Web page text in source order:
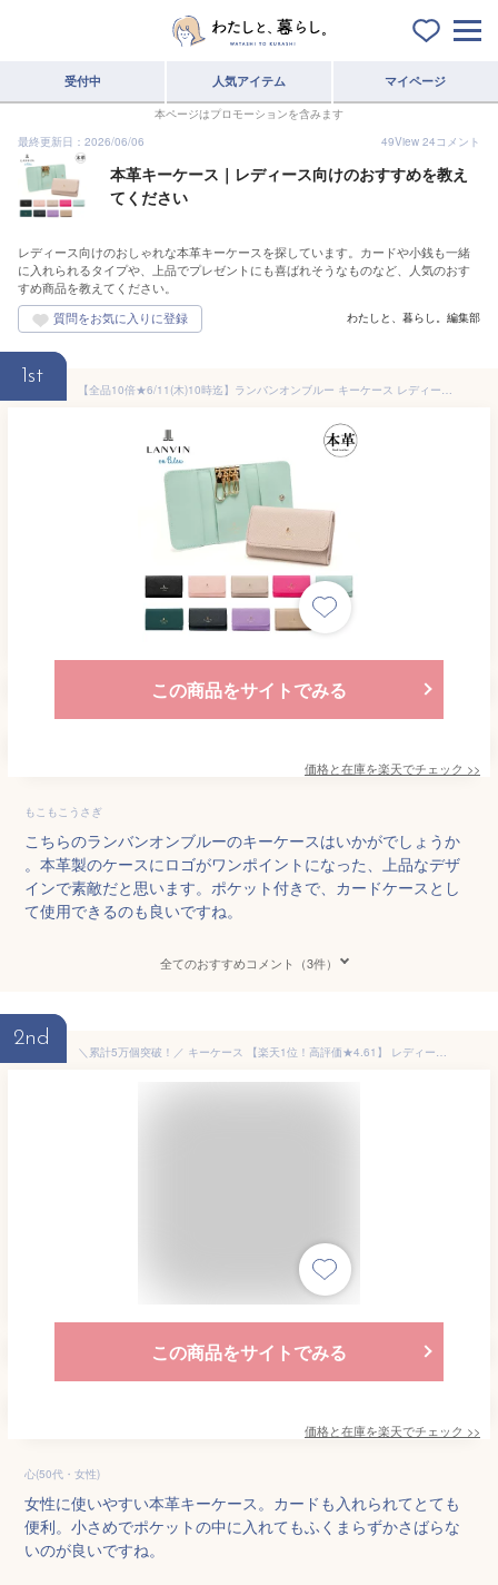
受付中 人気アイテム マイページ
本ページはプロモーションを含みます
最終更新日：2026/06/06
49View 24コメント
本革キーケース｜レディース向けのおすすめを教え
てください
レディース向けのおしゃれな本革キーケースを探しています。カードや小銭も一緒
に入れられるタイプや、上品でプレゼントにも喜ばれそうなものなど、人気のおす
すめ商品を教えてください。
わたしと、暮らし。編集部
1st
【全品10倍★6/11(木)10時迄】ランバンオンブルー キーケース レディース リュクサンブール 480115 本革 レザー コンパクト スマートキー対応 4連フック カードポケット付き パスケース ICカード 定期入れ 通勤 通学 車 鍵[PO10]
この商品をサイトでみる
価格と在庫を楽天でチェック >>
もこもこうさぎ
こちらのランバンオンブルーのキーケースはいかがでしょうか
。本革製のケースにロゴがワンポイントになった、上品なデザ
インで素敵だと思います。ポケット付きで、カードケースとし
て使用できるのも良いですね。
全てのおすすめコメント（3件）
2nd
＼累計5万個突破！／ キーケース 【楽天1位！高評価★4.61】 レディース 本革 スマートキー お札 高見え くすみカラー 牛革 スマートキーケース キーリング キーホルダー 車 鍵 財布 タッセル コンパクト ミニ おすすめ おしゃれ ギフト 女性 アンコール Annekor
この商品をサイトでみる
価格と在庫を楽天でチェック >>
心(50代・女性)
女性に使いやすい本革キーケース。カードも入れられてとても
便利。小さめでポケットの中に入れてもふくまらずかさばらな
いのが良いですね。